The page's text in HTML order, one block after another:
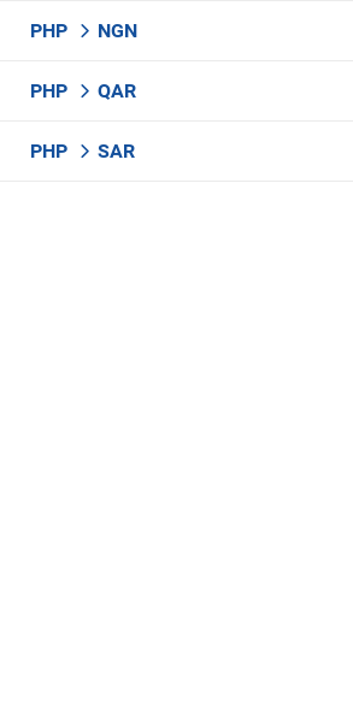
PHP NGN
PHP QAR
PHP SAR